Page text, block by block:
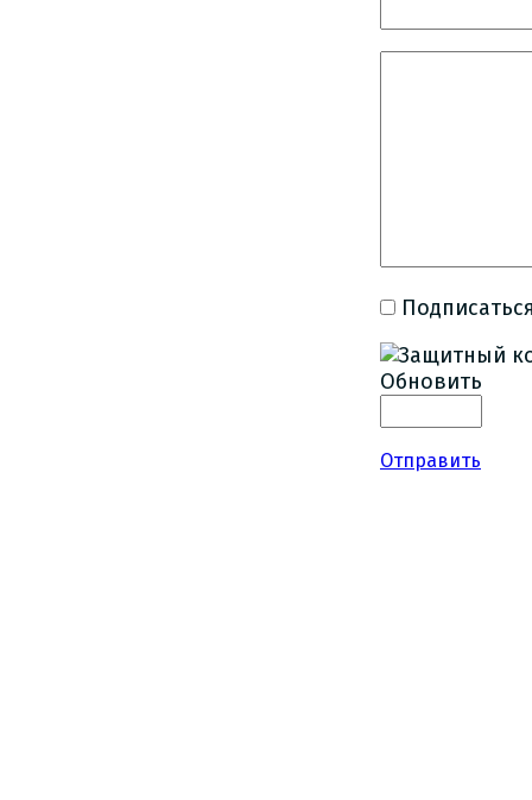
Обновить
Отправить